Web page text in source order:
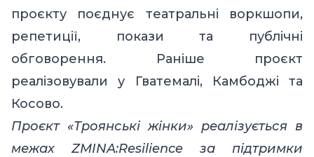
проєкту поєднує театральні воркшопи,
репетиції, покази та публічні
обговорення. Раніше проєкт
реалізовували у Гватемалі, Камбоджі та
Косово.
Проєкт «Троянські жінки» реалізується в
межах ZMINA:Resilience за підтримки